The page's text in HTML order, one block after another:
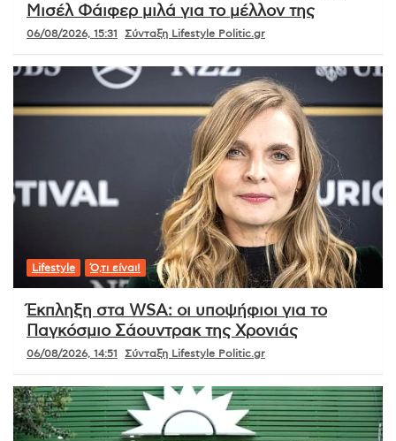
Μισέλ Φάιφερ μιλά για το μέλλον της
06/08/2026, 15:31 Σύνταξη Lifestyle Politic.gr
Lifestyle Ό,τι είναι!
Έκπληξη στα WSA: οι υποψήφιοι για το
Παγκόσμιο Σάουντρακ της Χρονιάς
06/08/2026, 14:51 Σύνταξη Lifestyle Politic.gr